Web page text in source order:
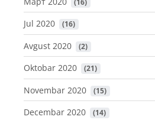
Jul 2020 (16)
Avgust 2020 (2)
Oktobar 2020 (21)
Novembar 2020 (15)
Decembar 2020 (14)